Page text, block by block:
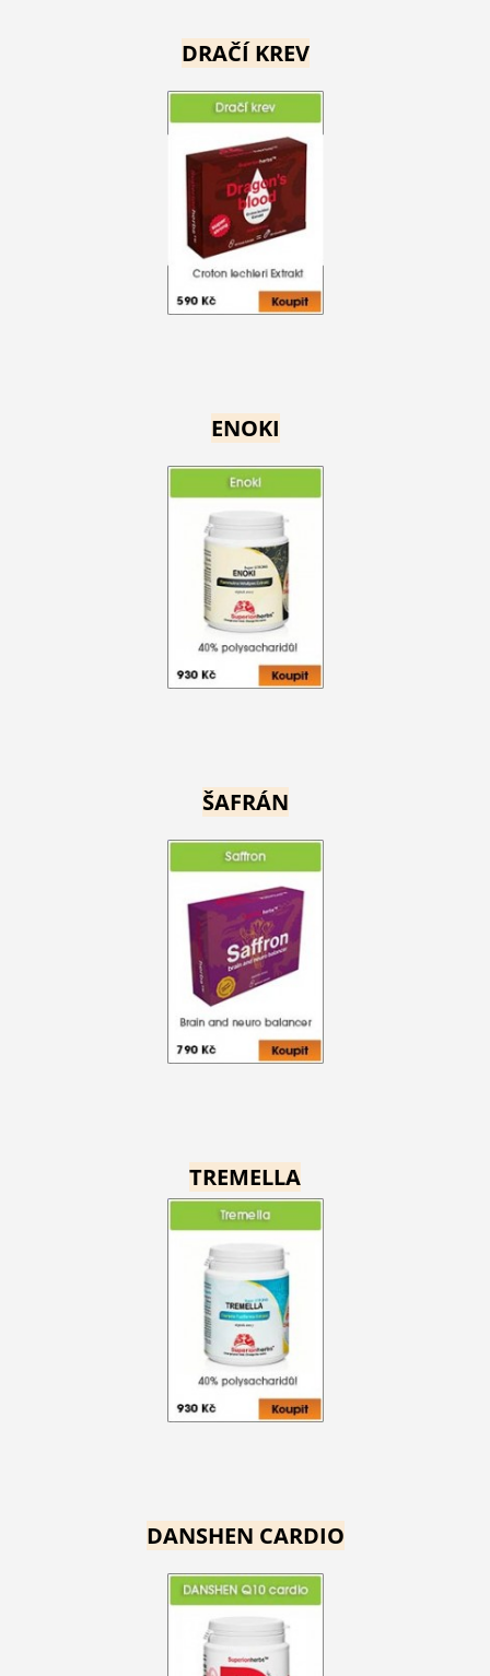
DRAČÍ KREV
ENOKI
ŠAFRÁN
TREMELLA
DANSHEN CARDIO